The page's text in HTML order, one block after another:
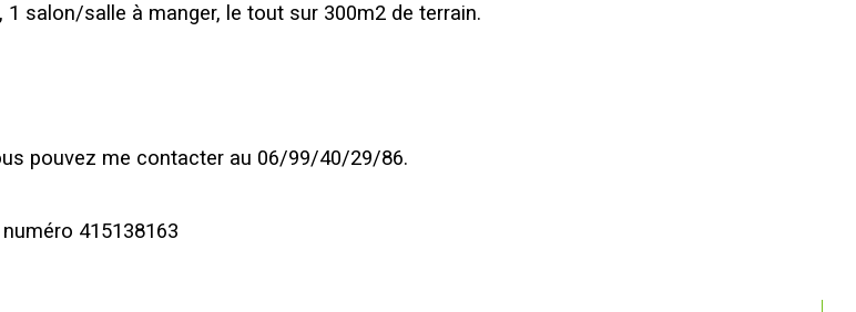
salon/salle à manger, le tout sur 300m2 de terrain.
pouvez me contacter au 06/99/40/29/86.
415138163